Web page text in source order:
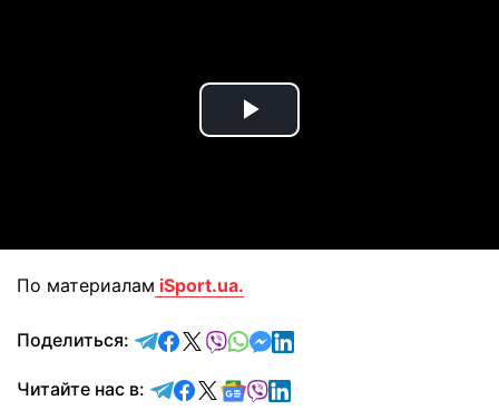
Play
По материалам iSport.ua.
Поделиться: отправить в Telegram
поделиться в Facebook
поделиться в X
отправить в Viber
отправить в Whatsapp
отправить в Messenger
отправить в LinkedIn
Читайте нас в: Читайте в Telegram
Читайте в Facebook
Читайте в X
Читайте в Google news
Читайте в Viber
Читайте в LinkedIn